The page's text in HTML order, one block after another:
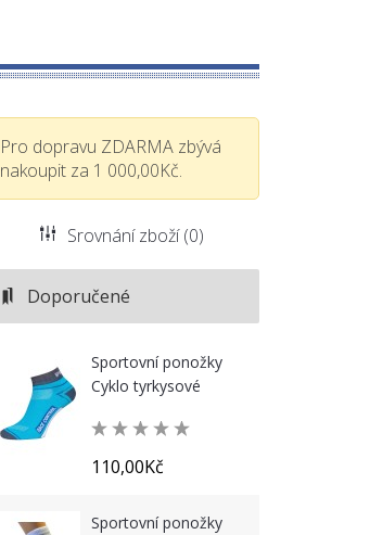
Pro dopravu ZDARMA zbývá
nakoupit za 1 000,00Kč.
Srovnání zboží (0)
Doporučené
Sportovní ponožky
Cyklo tyrkysové
110,00Kč
Sportovní ponožky